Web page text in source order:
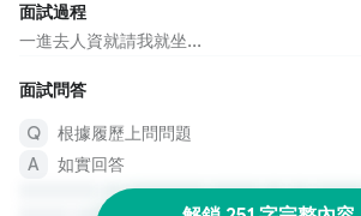
面試過程
一進去人資就請我就坐...
面試問答
根據履歷上問問題
如實回答